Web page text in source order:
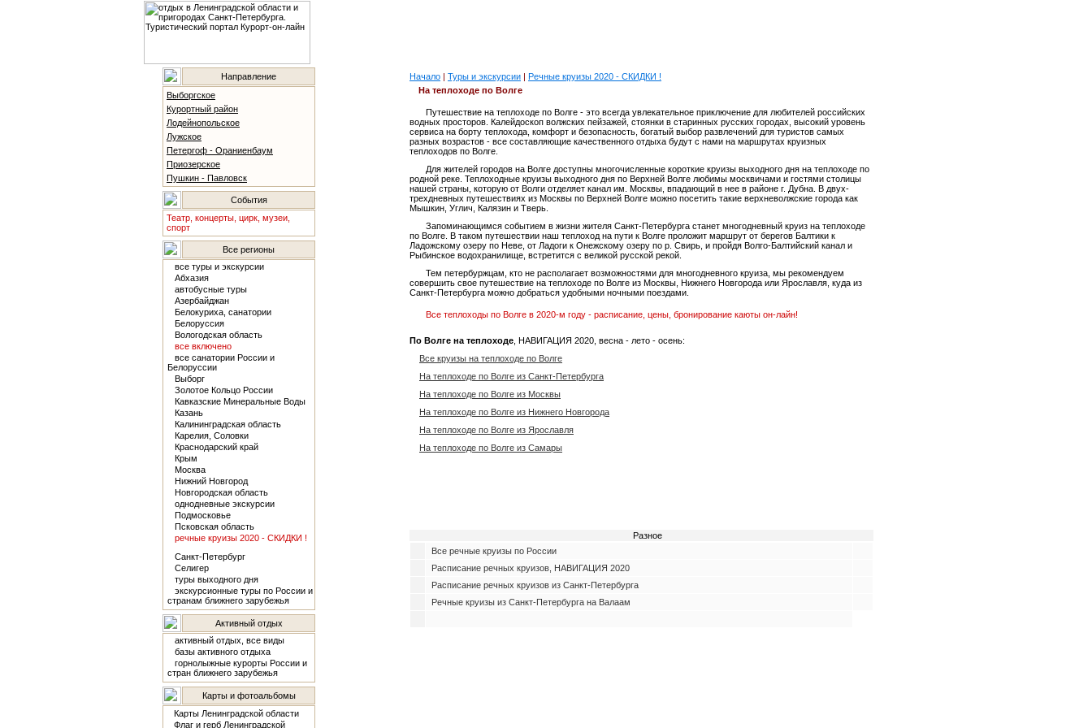
Направление
Выборгское
Курортный район
Лодейнопольское
Лужское
Петергоф - Ораниенбаум
Приозерское
Пушкин - Павловск
События
Театр, концерты, цирк, музеи,
спорт
Все регионы
все туры и экскурсии
Абхазия
автобусные туры
Азербайджан
Белокуриха, санатории
Белоруссия
Вологодская область
все включено
все санатории России и
Белоруссии
Выборг
Золотое Кольцо России
Кавказские Минеральные Воды
Казань
Калининградская область
Карелия, Соловки
Краснодарский край
Крым
Москва
Нижний Новгород
Новгородская область
однодневные экскурсии
Подмосковье
Псковская область
речные круизы 2020 - СКИДКИ !
Санкт-Петербург
Селигер
туры выходного дня
экскурсионные туры по России и
странам ближнего зарубежья
Активный отдых
активный отдых, все виды
базы активного отдыха
горнолыжные курорты России и
стран ближнего зарубежья
Карты и фотоальбомы
Карты Ленинградской области
Флаг и герб Ленинградской
Начало | Туры и экскурсии | Речные круизы 2020 - СКИДКИ !
На теплоходе по Волге
Путешествие на теплоходе по Волге - это всегда увлекательное приключение для любителей российских
водных просторов. Калейдоскоп волжских пейзажей, стоянки в старинных русских городах, высокий уровень
сервиса на борту теплохода, комфорт и безопасность, богатый выбор развлечений для туристов самых
разных возрастов - все составляющие качественного отдыха будут с нами на маршрутах круизных
теплоходов по Волге.
Для жителей городов на Волге доступны многочисленные короткие круизы выходного дня на теплоходе по
родной реке. Теплоходные круизы выходного дня по Верхней Волге любимы москвичами и гостями столицы
нашей страны, которую от Волги отделяет канал им. Москвы, впадающий в нее в районе г. Дубна. В двух-
трехдневных путешествиях из Москвы по Верхней Волге можно посетить такие верхневолжские города как
Мышкин, Углич, Калязин и Тверь.
Запоминающимся событием в жизни жителя Санкт-Петербурга станет многодневный круиз на теплоходе
по Волге. В таком путешествии наш теплоход на пути к Волге проложит маршрут от берегов Балтики к
Ладожскому озеру по Неве, от Ладоги к Онежскому озеру по р. Свирь, и пройдя Волго-Балтийский канал и
Рыбинское водохранилище, встретится с великой русской рекой.
Тем петербуржцам, кто не располагает возможностями для многодневного круиза, мы рекомендуем
совершить свое путешествие на теплоходе по Волге из Москвы, Нижнего Новгорода или Ярославля, куда из
Санкт-Петербурга можно добраться удобными ночными поездами.
Все теплоходы по Волге в 2020-м году - расписание, цены, бронирование каюты он-лайн!
По Волге на теплоходе , НАВИГАЦИЯ 2020, весна - лето - осень:
Все круизы на теплоходе по Волге
На теплоходе по Волге из Санкт-Петербурга
На теплоходе по Волге из Москвы
На теплоходе по Волге из Нижнего Новгорода
На теплоходе по Волге из Ярославля
На теплоходе по Волге из Самары
Разное
Все речные круизы по России
Расписание речных круизов, НАВИГАЦИЯ 2020
Расписание речных круизов из Санкт-Петербурга
Речные круизы из Санкт-Петербурга на Валаам